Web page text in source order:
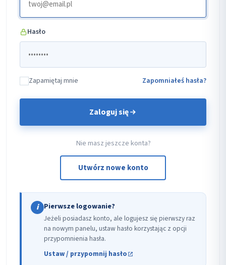
Hasło
Zapamiętaj mnie Zapomniałeś hasła?
Zaloguj się
Nie masz jeszcze konta?
Utwórz nowe konto
i Pierwsze logowanie?
Jeżeli posiadasz konto, ale logujesz się pierwszy raz
na nowym panelu, ustaw hasło korzystając z opcji
przypomnienia hasła.
Ustaw / przypomnij hasło